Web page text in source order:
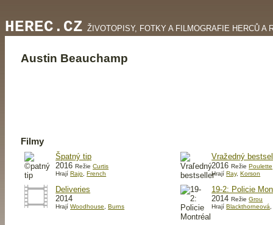
HEREC.CZ ŽIVOTOPISY, FOTKY A FILMOGRAFIE HERCŮ A
Austin Beauchamp
Filmy
Špatný tip
2016RežieCurtis
HrajíRajo ,French
Vražedný
2016RežiePoulette
HrajíRay,Korson
Deliveries
2014
HrajíWoodhouse ,Burns
19-2: Policie
2014RežieGrou
HrajíBlackthorneová